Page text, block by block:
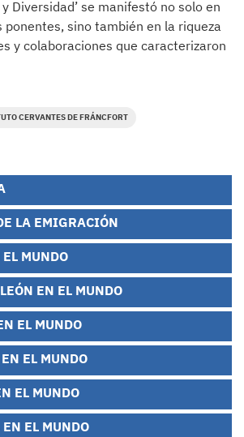
Diversidad’ se manifestó no solo en
ponentes, sino también en la riqueza
y colaboraciones que caracterizaron
CERVANTES DE FRÁNCFORT
LA EMIGRACIÓN
MUNDO
EN EL MUNDO
EL MUNDO
EL MUNDO
EL MUNDO
EL MUNDO